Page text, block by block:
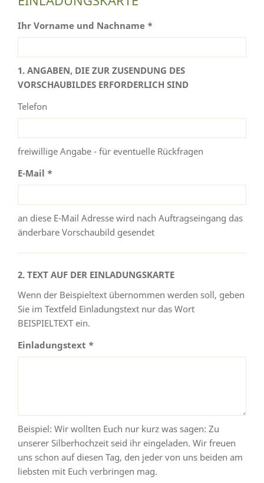
Ihr Vorname und Nachname *
1. ANGABEN, DIE ZUR ZUSENDUNG DES
VORSCHAUBILDES ERFORDERLICH SIND
Telefon
freiwillige Angabe - für eventuelle Rückfragen
E-Mail *
an diese E-Mail Adresse wird nach Auftragseingang das
änderbare Vorschaubild gesendet
2. TEXT AUF DER EINLADUNGSKARTE
Wenn der Beispieltext übernommen werden soll, geben
Sie im Textfeld Einladungstext nur das Wort
BEISPIELTEXT ein.
Einladungstext *
Beispiel: Wir wollten Euch nur kurz was sagen: Zu
unserer Silberhochzeit seid ihr eingeladen. Wir freuen
uns schon auf diesen Tag, den jeder von uns beiden am
liebsten mit Euch verbringen mag.